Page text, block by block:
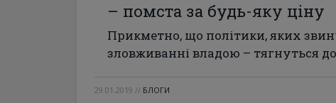
– помста за будь-яку ціну
Прикметно, що політики, яких
зловживанні владою – тягнуться
29.01.2019 // БЛОГИ